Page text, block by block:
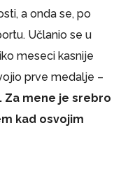
a onda se, po
Učlanio se u
meseci kasnije
prve medalje –
Za mene je srebro
kad osvojim